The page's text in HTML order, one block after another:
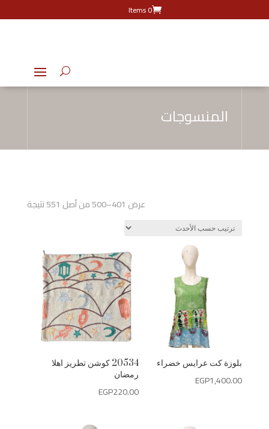
0 Items
المنسوجات
عرض 401–500 من أصل 551 نتيجة
20534 كوشن تطريز اهلا
رمضان
EGP220.00
بلوزة كت عرايس خضراء
EGP1,400.00